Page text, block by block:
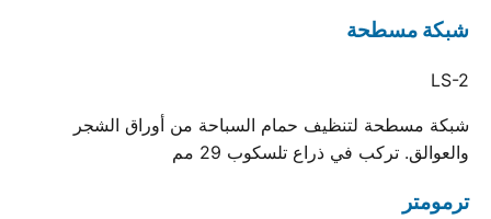
شبكة مسطحة
LS-2
شبكة مسطحة لتنظيف حمام السباحة من أوراق الشجر
والعوالق. تركب في ذراع تلسكوب 29 مم
ترمومتر